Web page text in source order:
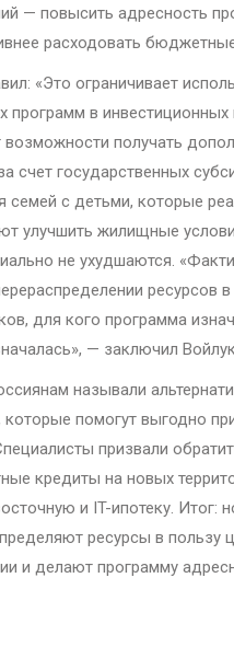
— повысить адресность
расходовать
«Это ограничивает
программ в инвестиционных
возможности получать
счет государственных
семей с детьми, которые
улучшить жилищные
не ухудшаются.
ресурсов в
для кого программа
— заключил
называли
которые помогут выгодно
призвали
кредиты на новых
и IT-ипотеку. Итог:
ресурсы в пользу
и делают программу